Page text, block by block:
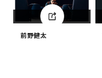
前野健太